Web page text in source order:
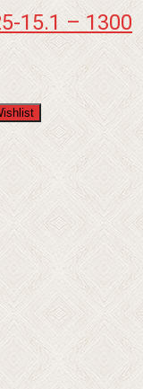
15.1 – 1300